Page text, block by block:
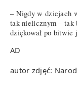
– Nigdy w dziejach
tak nielicznym –
dziękował po bitwie
AD
autor zdjęć: